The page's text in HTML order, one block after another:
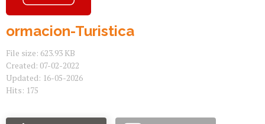
ormacion-Turistica
File size: 623.93 KB
Created: 07-02-2022
Updated: 16-05-2026
Hits: 175